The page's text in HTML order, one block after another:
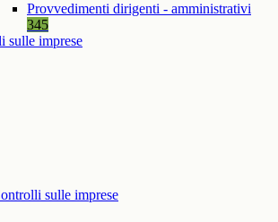
Provvedimenti dirigenti - amministrativi
345
sulle imprese
sulle imprese